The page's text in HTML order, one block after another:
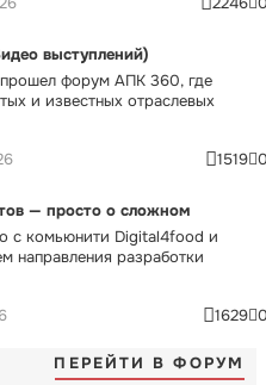
выступлений)
форум АПК 360, где
и известных отраслевых
1519
— просто о сложном
с комьюнити Digital4food и
направления разработки
1629
ПЕРЕЙТИ В ФОРУМ